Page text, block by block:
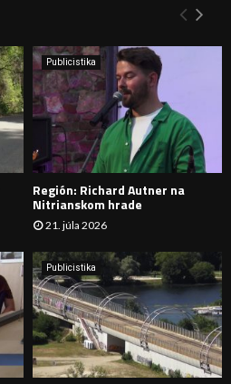
Y
H
D
A
N
I
E
Publicistika
Región: Richard Autner na
Nitrianskom hrade
21. júla 2026
Publicistika